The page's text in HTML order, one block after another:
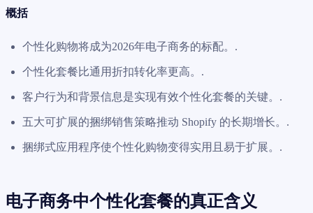
概括
个性化购物将成为2026年电子商务的标配。.
个性化套餐比通用折扣转化率更高。.
客户行为和背景信息是实现有效个性化套餐的关键。.
五大可扩展的捆绑销售策略推动 Shopify 的长期增长。.
捆绑式应用程序使个性化购物变得实用且易于扩展。.
电子商务中个性化套餐的真正含义